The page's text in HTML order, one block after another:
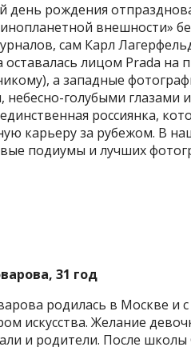
й день рождения
внешности»
сам Карл
оставалась лицом Prada на
а западные
небесно-голубыми глазами
россиянка,
карьеру за рубежом. В
подиумы и лучших
31 год
родилась в Москве и с
искусства. Желание
и родители. После школы